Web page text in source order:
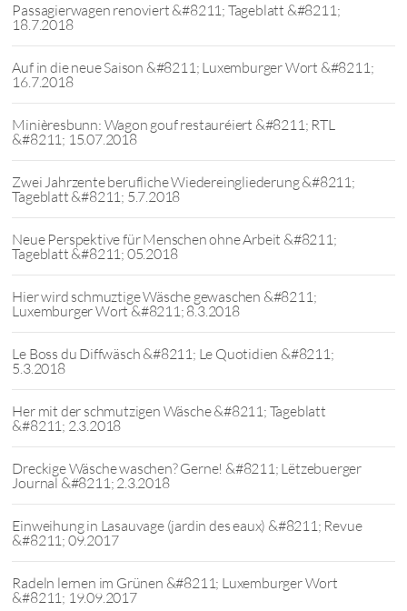
Passagierwagen renoviert &#8211; Tageblatt &#8211;
18.7.2018
Auf in die neue Saison &#8211; Luxemburger Wort &#8211;
16.7.2018
Minièresbunn: Wagon gouf restauréiert &#8211; RTL
&#8211; 15.07.2018
Zwei Jahrzente berufliche Wiedereingliederung &#8211;
Tageblatt &#8211; 5.7.2018
Neue Perspektive für Menschen ohne Arbeit &#8211;
Tageblatt &#8211; 05.2018
Hier wird schmuztige Wäsche gewaschen &#8211;
Luxemburger Wort &#8211; 8.3.2018
Le Boss du Diffwäsch &#8211; Le Quotidien &#8211;
5.3.2018
Her mit der schmutzigen Wäsche &#8211; Tageblatt
&#8211; 2.3.2018
Dreckige Wäsche waschen? Gerne! &#8211; Lëtzebuerger
Journal &#8211; 2.3.2018
Einweihung in Lasauvage (jardin des eaux) &#8211; Revue
&#8211; 09.2017
Radeln lernen im Grünen &#8211; Luxemburger Wort
&#8211; 19.09.2017